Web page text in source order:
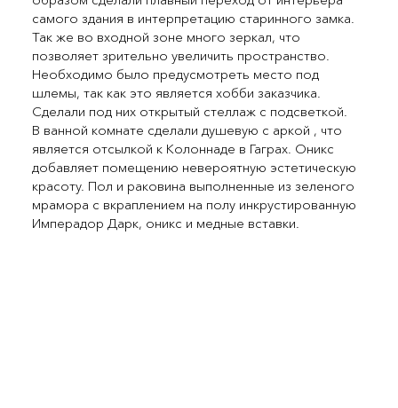
самого здания в интерпретацию старинного замка.
Так же во входной зоне много зеркал, что
позволяет зрительно увеличить пространство.
Необходимо было предусмотреть место под
шлемы, так как это является хобби заказчика.
Сделали под них открытый стеллаж с подсветкой.
В ванной комнате сделали душевую с аркой , что
является отсылкой к Колоннаде в Гаграх. Оникс
добавляет помещению невероятную эстетическую
красоту. Пол и раковина выполненные из зеленого
мрамора с вкраплением на полу инкрустированную
Имперадор Дарк, оникс и медные вставки.